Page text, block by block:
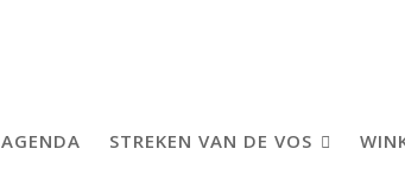
AGENDA STREKEN VAN DE VOS